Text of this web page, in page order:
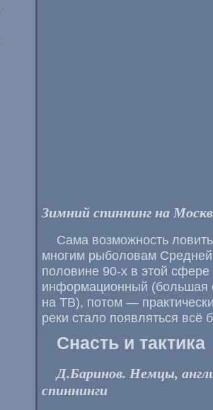
Зимний спиннинг на
Сама возможность
многим рыболовам
половине 90-х в этой
информационный (большая
на ТВ), потом —
реки стало появляться всё
Снасть и тактика
Д.Баринов. Немцы,
спиннинги